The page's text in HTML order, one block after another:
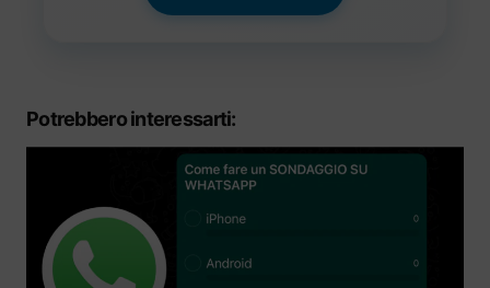
Potrebbero interessarti: